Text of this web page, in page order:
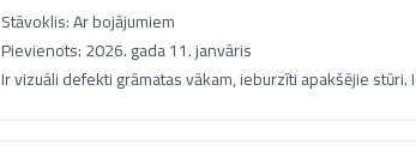
Stāvoklis:Ar bojājumiem
Pievienots:2026. gada 11. janvāris
Ir vizuāli defekti grāmatas vākam, ieburzīti apakšējie